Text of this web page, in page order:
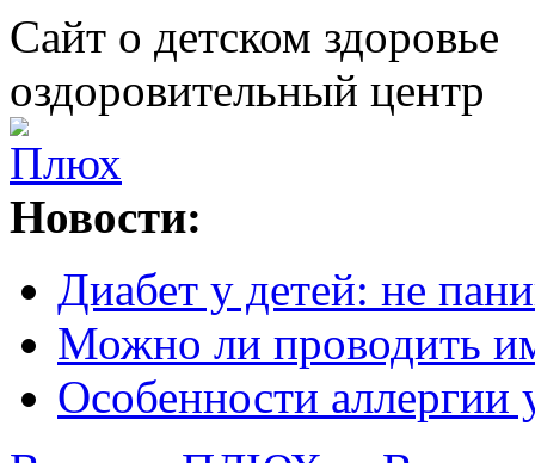
Сайт о детском здоровье
оздоровительный центр
Новости:
Диабет у детей: не
Можно ли проводить
Особенности аллергии